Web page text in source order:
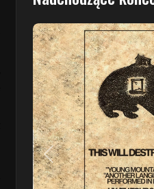
Poprzedni